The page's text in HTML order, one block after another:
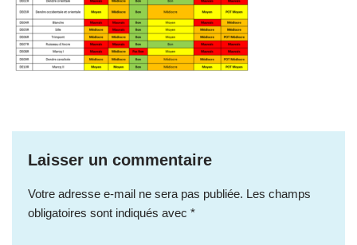
Laisser un commentaire
Votre adresse e-mail ne sera pas publiée. Les champs
obligatoires sont indiqués avec *